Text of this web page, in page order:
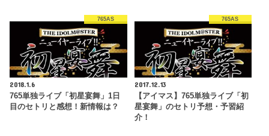
765AS
2018.1.6
765単独ライブ「初星宴舞」1日
目のセトリと感想！新情報は？
765AS
2017.12.13
【アイマス】765単独ライブ「初
星宴舞」のセトリ予想・予習紹
介！